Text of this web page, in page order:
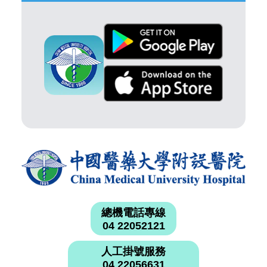
總機電話專線
04 22052121
人工掛號服務
04 22056631